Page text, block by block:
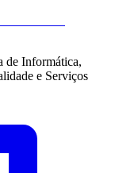
de Informática,
e Serviços